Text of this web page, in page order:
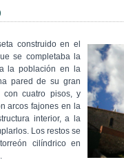
construido en el
se completaba la
la población en la
pared de su gran
con cuatro pisos, y
arcos fajones en la
interior, a la
Los restos se
cilíndrico en